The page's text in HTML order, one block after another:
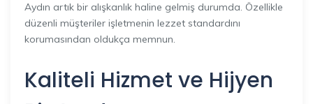
Aydın artık bir alışkanlık haline gelmiş durumda. Özellikle
düzenli müşteriler işletmenin lezzet standardını
korumasından oldukça memnun.
Kaliteli Hizmet ve Hijyen